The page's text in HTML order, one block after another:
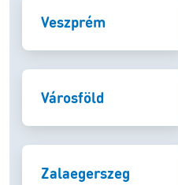
Veszprém
Városföld
Zalaegerszeg